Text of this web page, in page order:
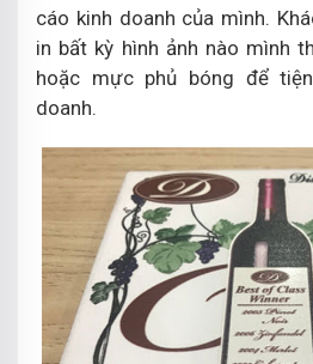
cáo kinh doanh của mình.
in bất kỳ hình ảnh nào mình
hoặc mực phủ bóng để
doanh.